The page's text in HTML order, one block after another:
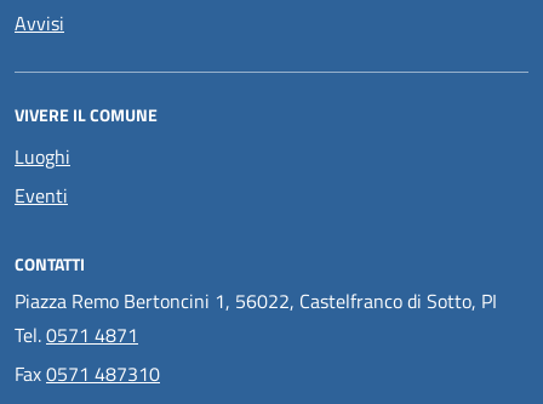
Avvisi
VIVERE IL COMUNE
Luoghi
Eventi
CONTATTI
Piazza Remo Bertoncini 1, 56022, Castelfranco di Sotto, PI
Tel.0571 4871
Fax0571 487310